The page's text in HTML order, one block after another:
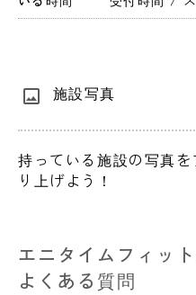
施設写真
持っている施設の写真
り上げよう！
エニタイムフィッ
よくある質問